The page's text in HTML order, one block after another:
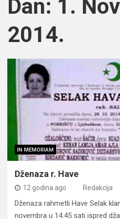
Dan: 1.
2014.
IN MEMORIAM
Dženaza r. Have
12 godina ago Redakcija
Dženaza rahmetli Have Selak
novembra u 14.45 sati ispred